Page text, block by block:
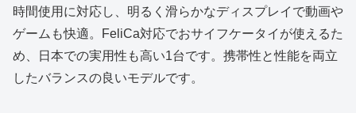
時間使用に対応し、明るく滑らかなディスプレイで動画や
ゲームも快適。FeliCa対応でおサイフケータイが使えるた
め、日本での実用性も高い1台です。携帯性と性能を両立
したバランスの良いモデルです。